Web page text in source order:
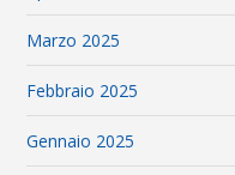
Marzo 2025
Febbraio 2025
Gennaio 2025